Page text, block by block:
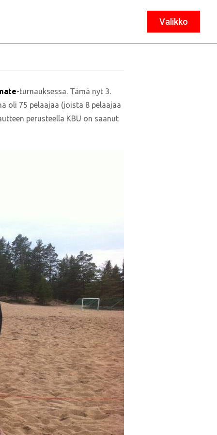
Valikko
Sulje
-turnauksessa. Tämä nyt 3.
oli 75 pelaajaa (joista 8 pelaajaa
perusteella KBU on saanut